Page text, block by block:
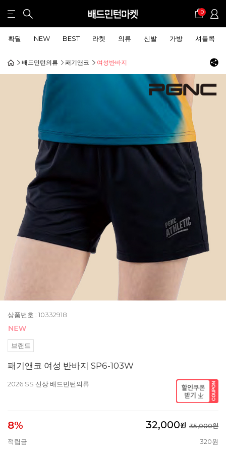
0
확딜 NEW BEST 라켓 의류 신발 가방 셔틀콕
배드민턴의류 패기앤코 여성반바지
상품번호 : 10332918
브랜드
패기앤코 여성 반바지 SP6-103W
2026 SS 신상 배드민턴의류
8% 32,000원 35,000원
적립금
320원